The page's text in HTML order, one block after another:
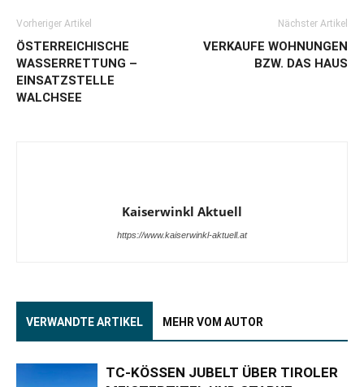
Vorheriger Artikel
ÖSTERREICHISCHE
WASSERRETTUNG –
EINSATZSTELLE
WALCHSEE
Nächster Artikel
VERKAUFE WOHNUNGEN
BZW. DAS HAUS
Kaiserwinkl Aktuell
https://www.kaiserwinkl-aktuell.at
VERWANDTE ARTIKEL MEHR VOM AUTOR
TC-KÖSSEN JUBELT ÜBER TIROLER